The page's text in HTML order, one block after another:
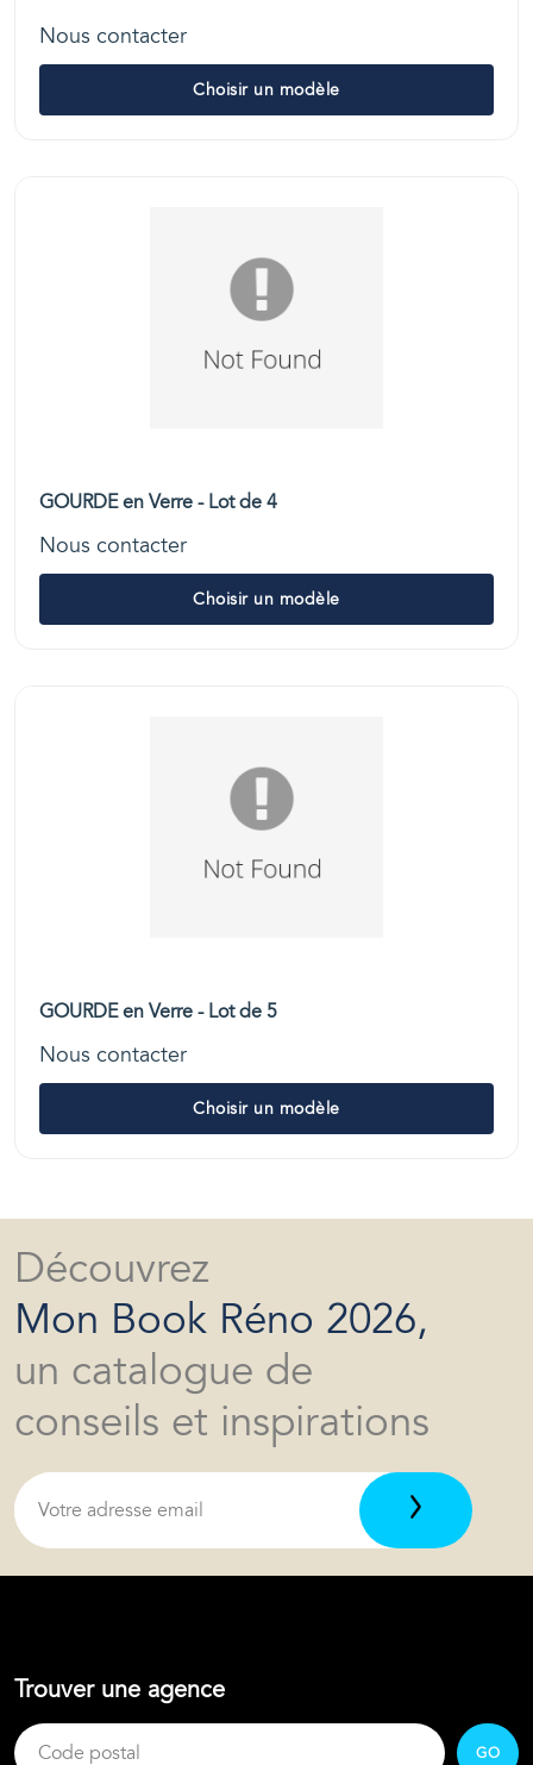
Nous contacter
Choisir un modèle
GOURDE en Verre - Lot de 4
Nous contacter
Choisir un modèle
GOURDE en Verre - Lot de 5
Nous contacter
Choisir un modèle
Découvrez
Mon Book Réno 2026,
un catalogue de
conseils et inspirations
Trouver une agence
GO